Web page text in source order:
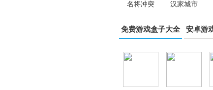
名将冲突 汉家城市
免费游戏盒子大全 安卓游